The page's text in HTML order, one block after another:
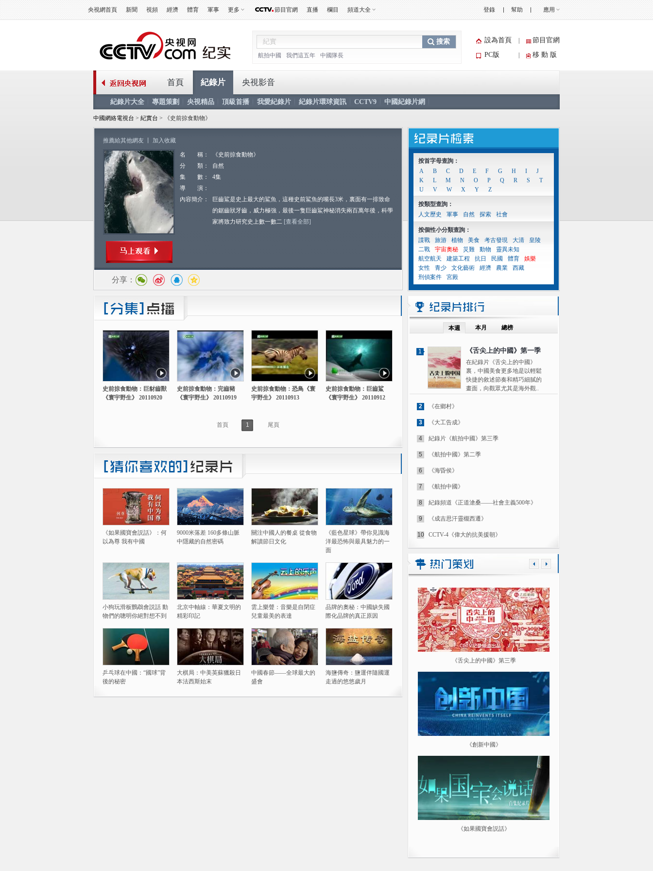
央視網首頁 新聞 視頻 經濟 體育 軍事 更多 節目官網 直播 欄目 頻道大全 幫助 應用
登錄
搜索
航拍中國 我們這五年 中國隊長
設為首頁
節目官網
PC版
移 動 版
首頁 紀錄片
紀錄片大全 專題策劃 央視精品 頂級首播 我愛紀錄片 紀錄片環球資訊 CCTV9 中國紀錄片網
央視影音
中國網絡電視台 > 紀實台 > 《史前掠食動物》
推薦給其他網友 加入收藏
名 稱：
《史前掠食動物》
分 類：
自然
集 數：
4集
導 演：
內容簡介：
巨齒鯊是史上最大的鯊魚，這種史前鯊魚的嘴長3米，裏面有一排致命
的鋸齒狀牙齒，威力極強，最後一隻巨齒鯊神秘消失兩百萬年後，科學
家將致力研究史上數一數二 [查看全部]
分享：
史前掠食動物：巨豺齒獸
《寰宇野生》 20110920
史前掠食動物：完齒豬
《寰宇野生》 20110919
史前掠食動物：恐鳥《寰
宇野生》 20110913
史前掠食動物：巨齒鯊
《寰宇野生》 20110912
首頁 1 尾頁
《如果國寶會説話》：何
以為尊 我有中國
9000米落差 160多條山脈
中隱藏的自然密碼
關注中國人的餐桌 從食物
解讀節日文化
《藍色星球》帶你見識海
洋最恐怖與最具魅力的一
面
小狗玩滑板鸚鵡會説話 動
物們的聰明你絕對想不到
北京中軸線：華夏文明的
精彩印記
雲上樂聲：音樂是自閉症
兒童最美的表達
品牌的奧秘：中國缺失國
際化品牌的真正原因
乒乓球在中國：“國球”背
後的秘密
大棋局：中美英蘇獵殺日
本法西斯始末
中國春節——全球最大的
盛會
海鹽傳奇：鹽運伴隨國運
走過的悠悠歲月
按首字母查詢：
A
B C D E F G H I
J
K
L M N O P Q R S
T
U
V W X Y Z
按類型查詢：
人文歷史
軍事 自然 探索 社會
按個性小分類查詢：
諜戰
旅游 植物 美食 考古發現 大清
皇陵
二戰
宇宙奧秘 災難 動物
靈異未知
航空航天
建築工程 抗日 民國 體育
娛樂
女性
青少 文化藝術 經濟 農業
西藏
刑偵案件
宮殿
本週 本月 總榜
1 《舌尖上的中國》第一季
在紀錄片《舌尖上的中國》
裏，中國美食更多地是以輕鬆
快捷的敘述節奏和精巧細膩的
畫面，向觀眾尤其是海外觀..
2 《在鄉村》
3 《大工告成》
4 紀錄片《航拍中國》第三季
5 《航拍中國》第二季
6 《海昏侯》
7 《航拍中國》
8 紀錄頻道《正道滄桑——社會主義500年》
9 《成吉思汗靈櫬西遷》
10 CCTV-4《偉大的抗美援朝》
《舌尖上的中國》第三季
《創新中國》
《如果國寶會説話》